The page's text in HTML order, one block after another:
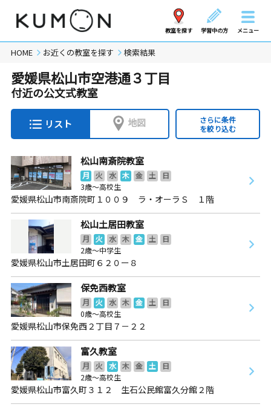
教室を探す 学習中の方 メニュー
HOME お近くの教室を探す 検索結果
愛媛県松山市空港通３丁目
付近の公文式教室
リスト 地図
さらに条件
を絞り込む
松山南斎院教室
月 火 水 木 金 土
日
3歳～高校生
愛媛県松山市南斎院町１００９ ラ・オーラＳ １階
松山土居田教室
月 火 水 木 金 土
日
2歳～中学生
愛媛県松山市土居田町６２０ー８
保免西教室
月 火 水 木 金 土
日
0歳～高校生
愛媛県松山市保免西２丁目７－２２
富久教室
月 火 水 木 金 土
日
2歳～高校生
愛媛県松山市富久町３１２ 生石公民館富久分館２階